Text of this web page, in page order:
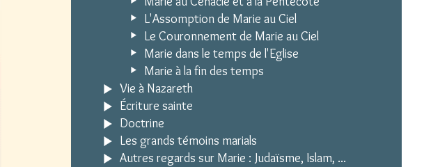
L'Assomption de Marie au Ciel
Le Couronnement de Marie au Ciel
Marie dans le temps de l'Eglise
Marie à la fin des temps
Vie à Nazareth
Écriture sainte
Doctrine
Les grands témoins marials
Autres regards sur Marie : Judaïsme, Islam, ...